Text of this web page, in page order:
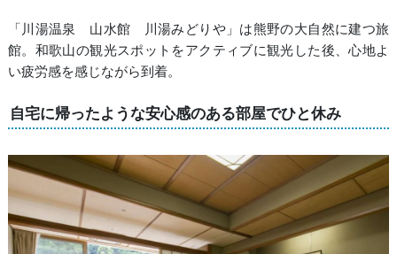
「川湯温泉 山水館 川湯みどりや」は熊野の大自然に建つ旅
館。和歌山の観光スポットをアクティブに観光した後、心地よ
い疲労感を感じながら到着。
自宅に帰ったような安心感のある部屋でひと休み